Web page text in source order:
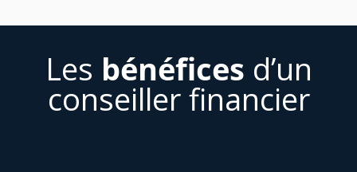
Les bénéfices d’un
conseiller financier